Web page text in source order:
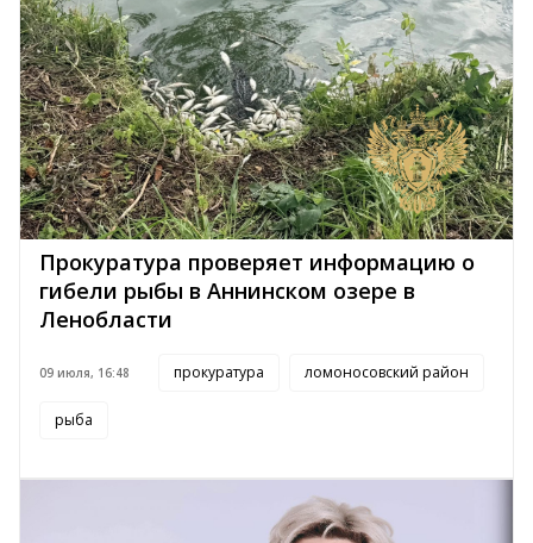
Прокуратура проверяет информацию о
гибели рыбы в Аннинском озере в
Ленобласти
09 июля, 16:48 прокуратура ломоносовский район
рыба